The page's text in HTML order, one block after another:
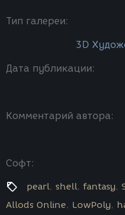
Тип галереи:
3D
Дата публикации:
Комментарий автора:
Софт:
pearl shell fantasy
Allods Online
LowPoly